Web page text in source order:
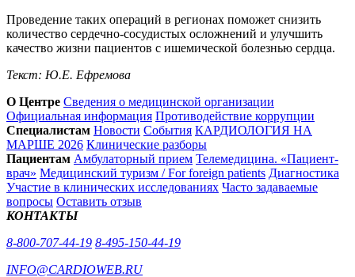
Проведение таких операций в регионах поможет снизить
количество сердечно-сосудистых осложнений и улучшить
качество жизни пациентов с ишемической болезнью сердца.
Текст: Ю.Е. Ефремова
О Центре Сведения о медицинской организации
Официальная информация Противодействие коррупции
Специалистам Новости События КАРДИОЛОГИЯ НА
МАРШЕ 2026 Клинические разборы
Пациентам Амбулаторный прием Телемедицина. «Пациент-
врач» Медицинский туризм / For foreign patients Диагностика
Участие в клинических исследованиях Часто задаваемые
вопросы Оставить отзыв
КОНТАКТЫ
8-800-707-44-19 8-495-150-44-19
INFO@CARDIOWEB.RU